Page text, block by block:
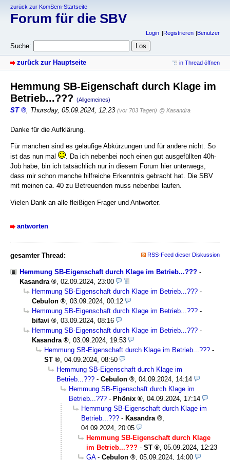
zurück zur KomSem-Startseite
Forum für die SBV
Login Registrieren Benutzer
Suche:
zurück zur Hauptseite in Thread öffnen
Hemmung SB-Eigenschaft durch Klage im
Betrieb...??? (Allgemeines)
ST , Thursday, 05.09.2024, 12:23 (vor 703 Tagen) @ Kasandra
Danke für die Aufklärung.
Für manchen sind es geläufige Abkürzungen und für andere nicht. So
ist das nun mal
. Da ich nebenbei noch einen gut ausgefüllten 40h-
Job habe, bin ich tatsächlich nur in diesem Forum hier unterwegs,
dass mir schon manche hilfreiche Erkenntnis gebracht hat. Die SBV
mit meinen ca. 40 zu Betreuenden muss nebenbei laufen.
Vielen Dank an alle fleißigen Frager und Antworter.
antworten
gesamter Thread: RSS-Feed dieser Diskussion
Hemmung SB-Eigenschaft durch Klage im Betrieb...??? -
Kasandra
02.09.2024, 23:00
Hemmung SB-Eigenschaft durch Klage im Betrieb...??? -
Cebulon
03.09.2024, 00:12
Hemmung SB-Eigenschaft durch Klage im Betrieb...??? -
bifavi
03.09.2024, 08:16
Hemmung SB-Eigenschaft durch Klage im Betrieb...??? -
Kasandra
03.09.2024, 19:53
Hemmung SB-Eigenschaft durch Klage im Betrieb...??? -
ST
04.09.2024, 08:50
Hemmung SB-Eigenschaft durch Klage im
Betrieb...??? - Cebulon
04.09.2024, 14:14
Hemmung SB-Eigenschaft durch Klage im
Betrieb...??? - Phönix
04.09.2024, 17:14
Hemmung SB-Eigenschaft durch Klage im
Betrieb...??? - Kasandra
04.09.2024, 20:05
Hemmung SB-Eigenschaft durch Klage
im Betrieb...??? - ST
05.09.2024, 12:23
GA- Cebulon 05.09.2024, 14:00